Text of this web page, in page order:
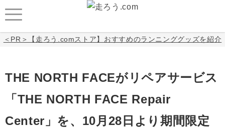
＜PR＞【走ろう.comストア】おすすめのランニンググッズを紹介
THE NORTH FACEがリペアサービス
「THE NORTH FACE Repair
Center」を、10月28日より期間限定